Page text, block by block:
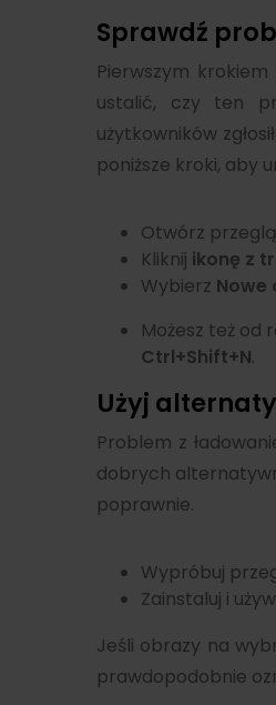
Sprawdź
Pierwszym
ustalić, czy ten
użytkowników
poniższe kroki, aby
Otwórz
Kliknij ikonę z
Wybierz Nowe
Możesz też od
Ctrl+Shift+N.
Użyj
Problem z
dobrych
poprawnie.
Wypróbuj
Zainstaluj i
Jeśli obrazy na
prawdopodobnie